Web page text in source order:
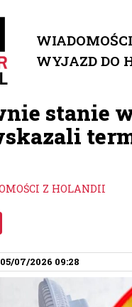
WYJAZD DO
stanie
Z HOLANDII
05/07/2026 09:28